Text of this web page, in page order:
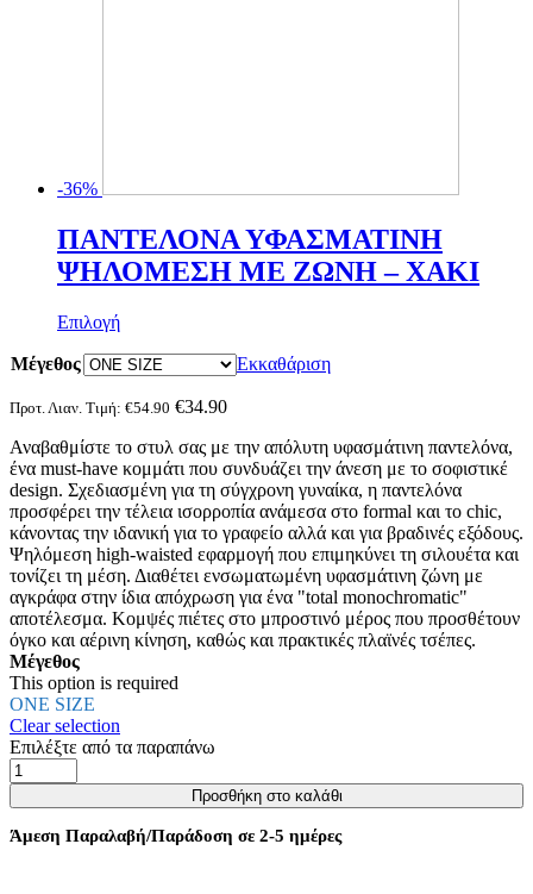
-36%
ΠΑΝΤΕΛΟΝΑ ΥΦΑΣΜΑΤΙΝΗ
ΨΗΛΟΜΕΣΗ ΜΕ ΖΩΝΗ – ΧΑΚΙ
ΕπιλογήΑυτό
προϊόν
πολλαπλές
Οι
επιλογές
μπορούν
να
επιλεγούν
στη
σελίδα
του
προϊόντος
Μέγεθος Εκκαθάριση
Προτ. Λιαν. Τιμή: €54.90 €34.90
Αναβαθμίστε το στυλ σας με την απόλυτη υφασμάτινη παντελόνα,
ένα must-have κομμάτι που συνδυάζει την άνεση με το σοφιστικέ
design. Σχεδιασμένη για τη σύγχρονη γυναίκα, η παντελόνα
προσφέρει την τέλεια ισορροπία ανάμεσα στο formal και το chic,
κάνοντας την ιδανική για το γραφείο αλλά και για βραδινές εξόδους.
Ψηλόμεση high-waisted εφαρμογή που επιμηκύνει τη σιλουέτα και
τονίζει τη μέση. Διαθέτει ενσωματωμένη υφασμάτινη ζώνη με
αγκράφα στην ίδια απόχρωση για ένα "total monochromatic"
αποτέλεσμα. Κομψές πιέτες στο μπροστινό μέρος που προσθέτουν
όγκο και αέρινη κίνηση, καθώς και πρακτικές πλαϊνές τσέπες.
Μέγεθος
This option is required
ONE SIZE
Clear selection
Επιλέξτε από τα παραπάνω
ΠΑΝΤΕΛΟΝΑ
ΥΦΑΣΜΑΤΙΝΗ
ΨΗΛΟΜΕΣΗ
ΜΕ
Προσθήκη στο καλάθι
Άμεση Παραλαβή/Παράδοση σε 2-5 ημέρες